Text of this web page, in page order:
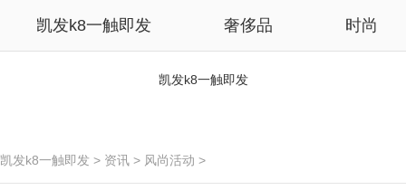
凯发k8一触即发 奢侈品 时尚
凯发k8一触即发
凯发k8一触即发 > 资讯 > 风尚活动 >